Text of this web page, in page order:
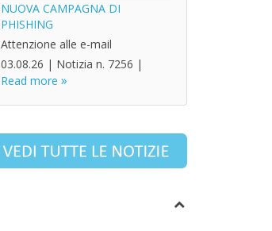
NUOVA CAMPAGNA DI
PHISHING
Attenzione alle e-mail
03.08.26 | Notizia n. 7256 |
Read more